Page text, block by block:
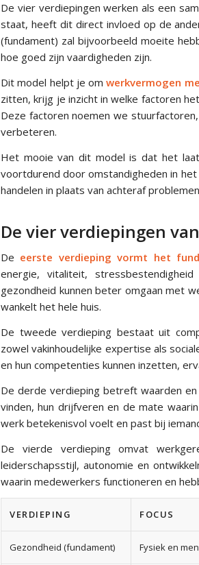
De vier verdiepingen werken als een
staat, heeft dit direct invloed op de
(fundament) zal bijvoorbeeld moeite
hoe goed zijn vaardigheden zijn.
Dit model helpt je omwerkvermogen
zitten, krijg je inzicht in welke factoren
Deze factoren noemen we
verbeteren.
Het mooie van dit model is dat het
voortdurend door omstandigheden in
handelen in plaats van achteraf
De vier verdiepingen
De eerste verdieping vormt het
energie, vitaliteit,
gezondheid kunnen beter omgaan met
wankelt het hele huis.
De tweede verdieping bestaat uit
zowel vakinhoudelijke expertise als
en hun competenties kunnen inzetten,
De derde verdieping betreft waarden
vinden, hun drijfveren en de mate
werk betekenisvol voelt en past bij
De vierde verdieping omvat
leiderschapsstijl, autonomie en
waarin medewerkers functioneren en
VERDIEPING FOCUS
Gezondheid (fundament) Fysiek en